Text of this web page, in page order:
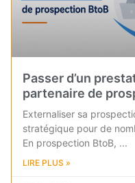
Passer d’un
partenaire de
Externaliser sa
stratégique pour de
En prospection BtoB,
LIRE PLUS »